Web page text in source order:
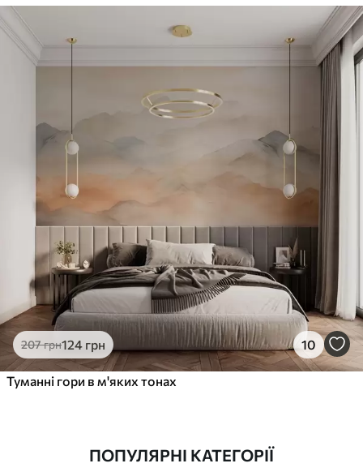
207грн124 грн 10
Туманні гори в м'яких тонах
ПОПУЛЯРНІ КАТЕГОРІЇ